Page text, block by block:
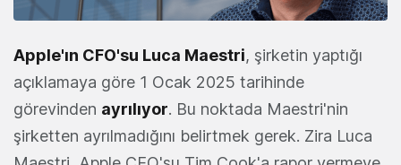
Apple'ın CFO'su Luca Maestri, şirketin yaptığı
açıklamaya göre 1 Ocak 2025 tarihinde
görevinden ayrılıyor. Bu noktada Maestri'nin
şirketten ayrılmadığını belirtmek gerek. Zira Luca